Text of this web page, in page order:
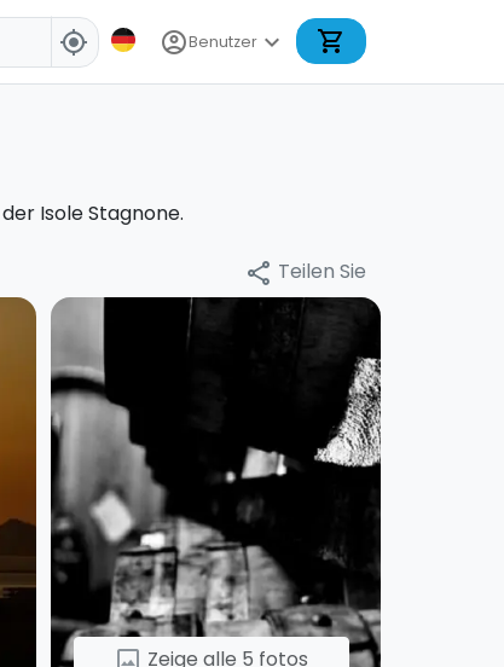
my_location account_circleBenutzer expand_more shopping_cart
Isole Stagnone.
share Teilen Sie
image Zeige alle 5 fotos